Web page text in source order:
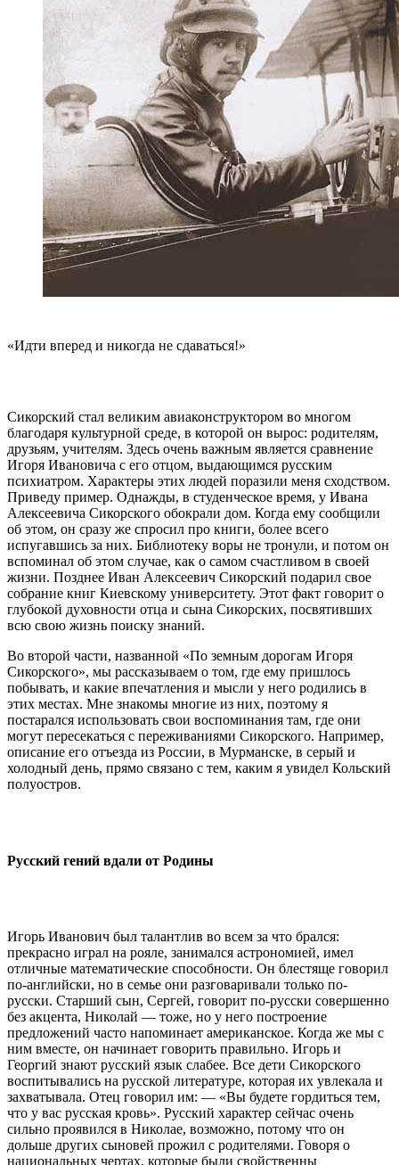
«Идти вперед и никогда не сдаваться!»
Сикорский стал великим авиаконструктором во многом
благодаря культурной среде, в которой он вырос: родителям,
друзьям, учителям. Здесь очень важным является сравнение
Игоря Ивановича с его отцом, выдающимся русским
психиатром. Характеры этих людей поразили меня сходством.
Приведу пример. Однажды, в студенческое время, у Ивана
Алексеевича Сикорского обокрали дом. Когда ему сообщили
об этом, он сразу же спросил про книги, более всего
испугавшись за них. Библиотеку воры не тронули, и потом он
вспоминал об этом случае, как о самом счастливом в своей
жизни. Позднее Иван Алексеевич Сикорский подарил свое
собрание книг Киевскому университету. Этот факт говорит о
глубокой духовности отца и сына Сикорских, посвятивших
всю свою жизнь поиску знаний.
Во второй части, названной «По земным дорогам Игоря
Сикорского», мы рассказываем о том, где ему пришлось
побывать, и какие впечатления и мысли у него родились в
этих местах. Мне знакомы многие из них, поэтому я
постарался использовать свои воспоминания там, где они
могут пересекаться с переживаниями Сикорского. Например,
описание его отъезда из России, в Мурманске, в серый и
холодный день, прямо связано с тем, каким я увидел Кольский
полуостров.
Русский гений вдали от Родины
Игорь Иванович был талантлив во всем за что брался:
прекрасно играл на рояле, занимался астрономией, имел
отличные математические способности. Он блестяще говорил
по-английски, но в семье они разговаривали только по-
русски. Старший сын, Сергей, говорит по-русски совершенно
без акцента, Николай — тоже, но у него построение
предложений часто напоминает американское. Когда же мы с
ним вместе, он начинает говорить правильно. Игорь и
Георгий знают русский язык слабее. Все дети Сикорского
воспитывались на русской литературе, которая их увлекала и
захватывала. Отец говорил им: — «Вы будете гордиться тем,
что у вас русская кровь». Русский характер сейчас очень
сильно проявился в Николае, возможно, потому что он
дольше других сыновей прожил с родителями. Говоря о
национальных чертах, которые были свойственны